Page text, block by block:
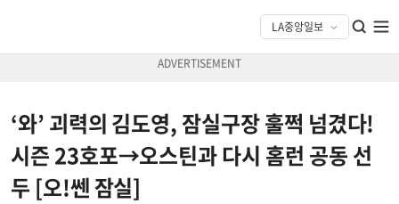
‘와’ 괴력의 김도영, 잠실구장 훌쩍 넘겼다!
시즌 23호포→오스틴과 다시 홈런 공동 선
두 [오!쎈 잠실]